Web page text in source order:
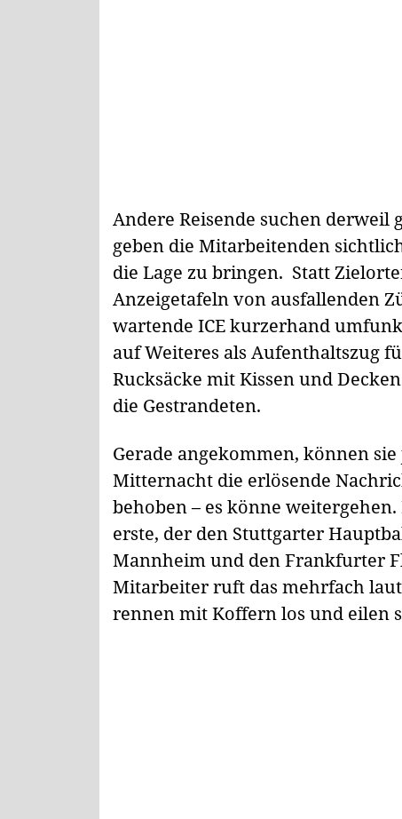
Andere Reisende suchen derweil
geben die Mitarbeitenden
die Lage zu bringen. Statt
Anzeigetafeln von ausfallenden
wartende ICE kurzerhand
auf Weiteres als Aufenthaltszug
Rucksäcke mit Kissen und
die Gestrandeten.
Gerade angekommen, können
Mitternacht die erlösende
behoben – es könne
erste, der den Stuttgarter
Mannheim und den Frankfurter
Mitarbeiter ruft das mehrfach
rennen mit Koffern los und eilen